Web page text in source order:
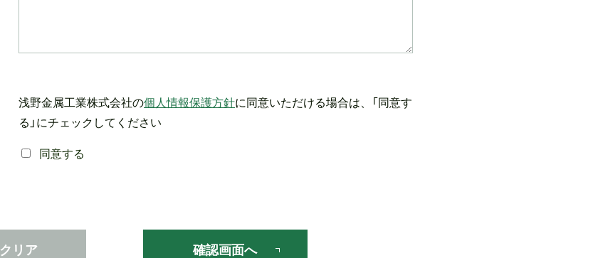
浅野金属工業株式会社の個人情報保護方針に同意いただける場合は、「同意す
る」にチェックしてください
同意する
クリア 確認画面へ